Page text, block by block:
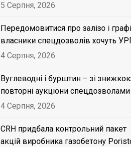
5 Серпня, 2026
Передомовитися про залізо і
власники спецдозволів хочуть
4 Серпня, 2026
Вуглеводні і бурштин – зі
повторні аукціони спецдозволами
4 Серпня, 2026
CRH придбала контрольний пакет
акцій виробника газобетону